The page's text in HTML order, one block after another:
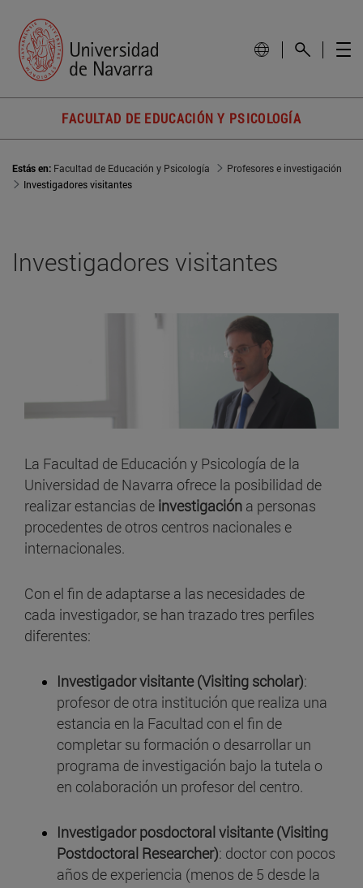
FACULTAD DE EDUCACIÓN Y PSICOLOGÍA
Estás en: Facultad de Educación y Psicología
Profesores e investigación
Investigadores visitantes
Investigadores visitantes
La Facultad de Educación y Psicología de la
Universidad de Navarra ofrece la posibilidad de
realizar estancias de investigación a personas
procedentes de otros centros nacionales e
internacionales.
Con el fin de adaptarse a las necesidades de
cada investigador, se han trazado tres perfiles
diferentes:
Investigador visitante (Visiting scholar):
profesor de otra institución que realiza una
estancia en la Facultad con el fin de
completar su formación o desarrollar un
programa de investigación bajo la tutela o
en colaboración un profesor del centro.
Investigador posdoctoral visitante (Visiting
Postdoctoral Researcher): doctor con pocos
años de experiencia (menos de 5 desde la